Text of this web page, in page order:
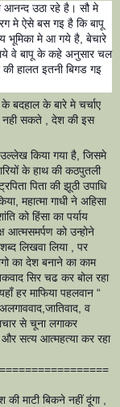
आनन्द उठा रहे है। सौ मे
मे ऐसे बस गइ है कि बाप
भूमिका मे आ गये है, बेचारे
वे बापू के कहे अनुसार चल
हालत इतनी बिगड गइ
के बारे मे चर्चाए
नही सकते , देश की इस
किया गया है, जिसमे
के हाथ की कठपुतली
पिता की झूठी उपाधि
महात्मा गाधी ने अहिसा
को हिंसा का पर्याय
आत्मसमर्पण को उन्होने
लिखवा लिया , पर
का देश बनाने का काम
सिर चढ कर बोल रहा
हर माफिया पहलवान “
व
से चूना लगाकर
सत्य आत्महत्या कर रहा
माटी बिकने नहीं दूंगा ,